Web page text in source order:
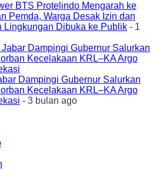
BTS Protelindo Mengarah ke
Pemda, Warga Desak Izin dan
Lingkungan Dibuka ke Publik - 1
Dampingi Gubernur Salurkan
Kecelakaan KRL–KA Argo
- 3 bulan ago